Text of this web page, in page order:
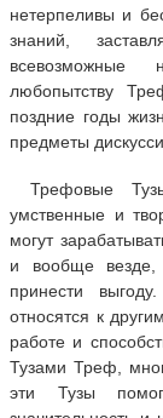
нетерпеливы и
знаний,
всевозможные
любопытству
поздние годы
предметы
Трефовые
умственные и
могут
и вообще
принести
относятся к
работе и
Тузами Треф,
эти Тузы